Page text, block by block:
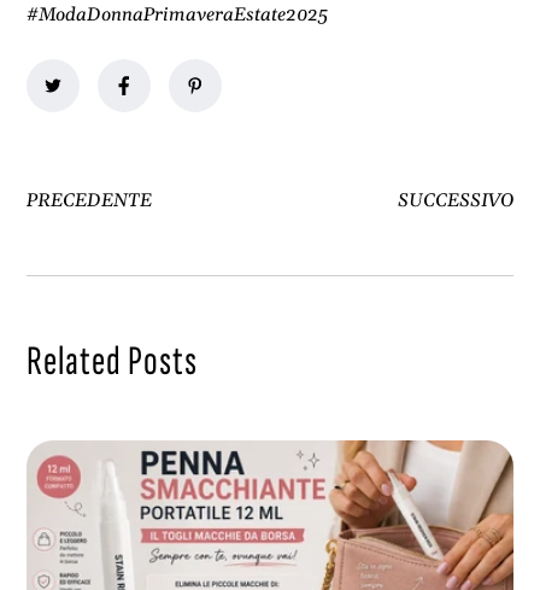
#ModaDonnaPrimaveraEstate2025
PRECEDENTE SUCCESSIVO
Related Posts